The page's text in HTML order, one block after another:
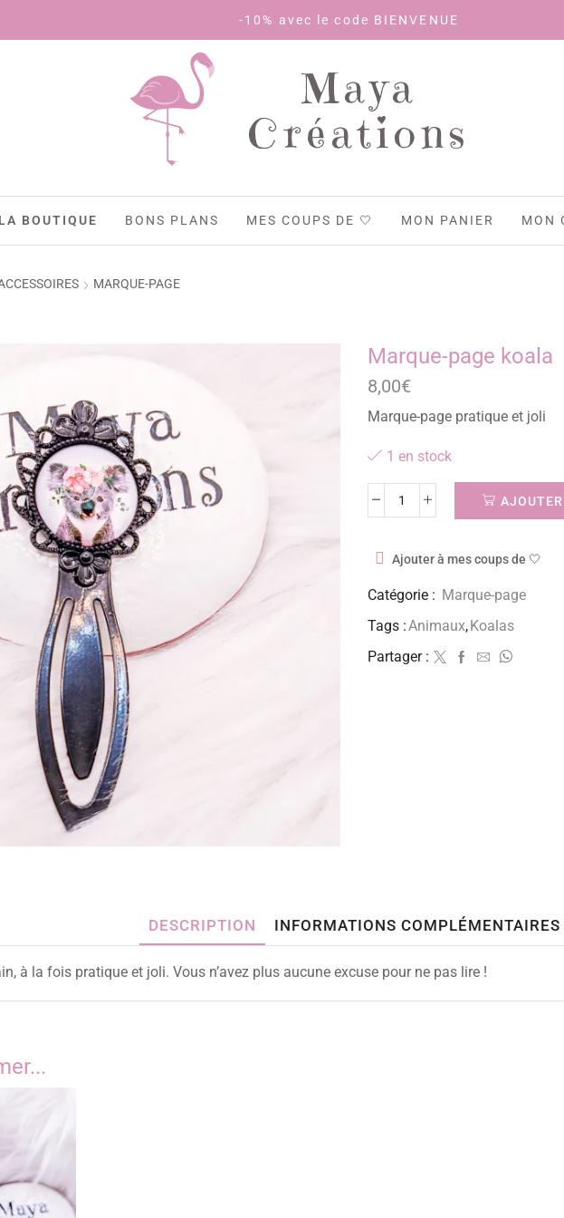
-10% avec le code BIENVENUE
Maya
Créations
LA BOUTIQUE BONS PLANS MES COUPS DE 🤍 MON PANIER MON
MARQUE-PAGE
Marque-page koala
8,00€
Marque-page pratique et joli
1 en stock
Ajouter à mes coups de 🤍
Catégorie : Marque-page
Tags :Animaux,Koalas
Partager :
DESCRIPTION INFORMATIONS COMPLÉMENTAIRES
à la fois pratique et joli. Vous n’avez plus aucune excuse pour ne pas lire !